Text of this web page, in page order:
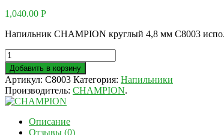
1,040.00 Р
Напильник CHAMPION круглый 4,8 мм C8003
Добавить в корзину
Артикул: C8003 Категория: Напильники
Производитель: CHAMPION.
Описание
Отзывы (0)